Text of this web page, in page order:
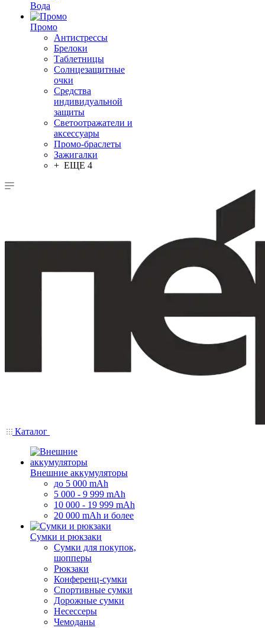
Вода
Промо
Антистрессы
Брелоки
Таблетницы
Солнцезащитные
очки
Средства
индивидуальной
защиты
Светоотражатели и
аксессуары
Промо-браслеты
Зажигалки
+ ЕЩЕ 4
Каталог
Внешние аккумуляторы
до 5 000 mAh
5 000 - 9 999 mAh
10 000 - 19 999 mAh
20 000 mAh и более
Сумки и рюкзаки
Сумки для покупок,
шопперы
Рюкзаки
Конференц-сумки
Спортивные сумки
Дорожные сумки
Несессеры
Чемоданы